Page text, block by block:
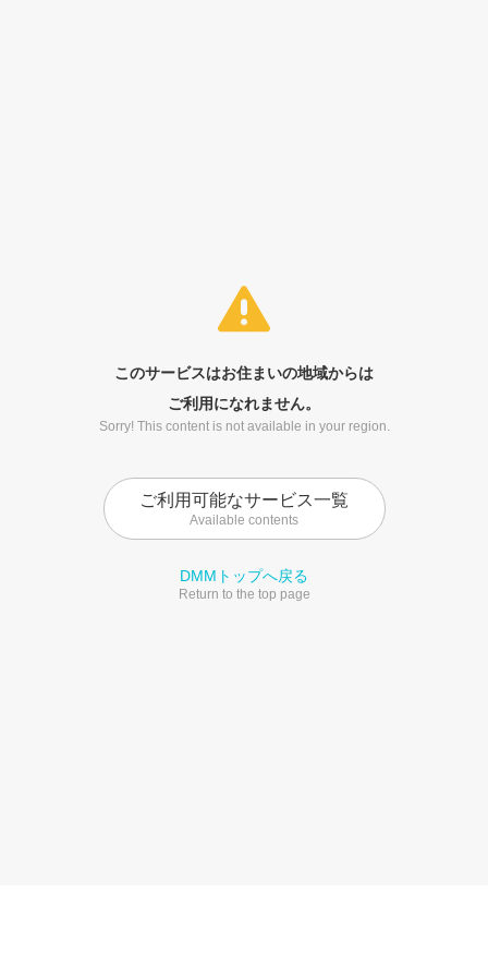
このサービスはお住まいの地域からは
ご利用になれません。
Sorry! This content is not available in your region.
ご利用可能なサービス一覧
Available contents
DMMトップへ戻る
Return to the top page